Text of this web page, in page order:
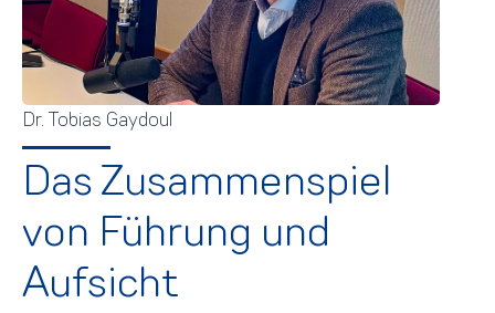
Dr. Tobias Gaydoul
Das Zusammenspiel
von Führung und
Aufsicht